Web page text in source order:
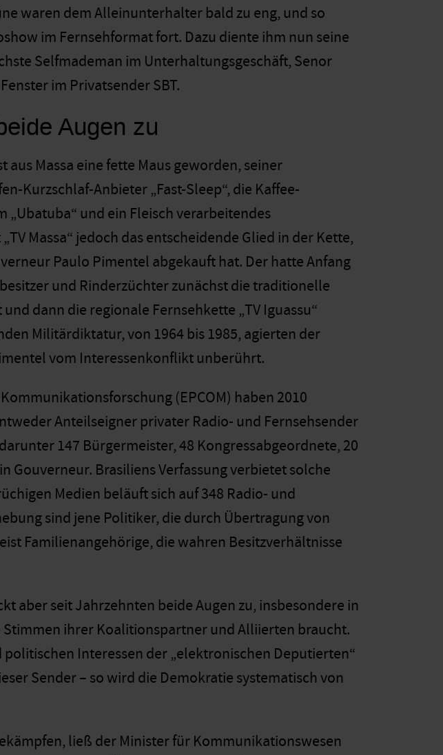
waren dem Alleinunterhalter bald zu eng, und so
im Fernsehformat fort. Dazu diente ihm nun seine
Selfmademan im Unterhaltungsgeschäft, Senor
im Privatsender SBT.
Augen zu
Massa eine fette Maus geworden, seiner
Kurzschlaf-Anbieter „Fast-Sleep“, die Kaffee-
„Ubatuba“ und ein Fleisch verarbeitendes
Massa“ jedoch das entscheidende Glied in der Kette,
Paulo Pimentel abgekauft hat. Der hatte Anfang
und Rinderzüchter zunächst die traditionelle
dann die regionale Fernsehkette „TV Iguassu“
Militärdiktatur, von 1964 bis 1985, agierten der
vom Interessenkonflikt unberührt.
(EPCOM) haben 2010
Anteilseigner privater Radio- und Fernsehsender
147 Bürgermeister, 48 Kongressabgeordnete, 20
Gouverneur. Brasiliens Verfassung verbietet solche
Medien beläuft sich auf 348 Radio- und
sind jene Politiker, die durch Übertragung von
Familienangehörige, die wahren Besitzverhältnisse
aber seit Jahrzehnten beide Augen zu, insbesondere in
ihrer Koalitionspartner und Alliierten braucht.
Interessen der „elektronischen Deputierten“
Sender – so wird die Demokratie systematisch von
ließ der Minister für Kommunikationswesen